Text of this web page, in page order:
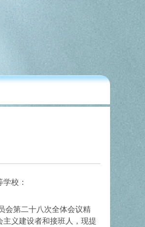
校：
会第二十八次全体会议精
义建设者和接班人，现提